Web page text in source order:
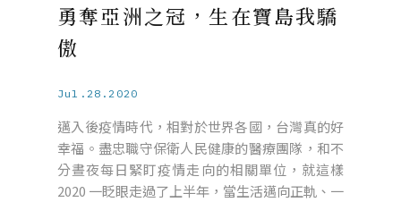
勇奪亞洲之冠，生在寶島我驕
傲
Jul.28.2020
邁入後疫情時代，相對於世界各國，台灣真的好
幸福。盡忠職守保衛人民健康的醫療團隊，和不
分晝夜每日緊盯疫情走向的相關單位，就這樣
2020 一眨眼走過了上半年，當生活邁向正軌、一